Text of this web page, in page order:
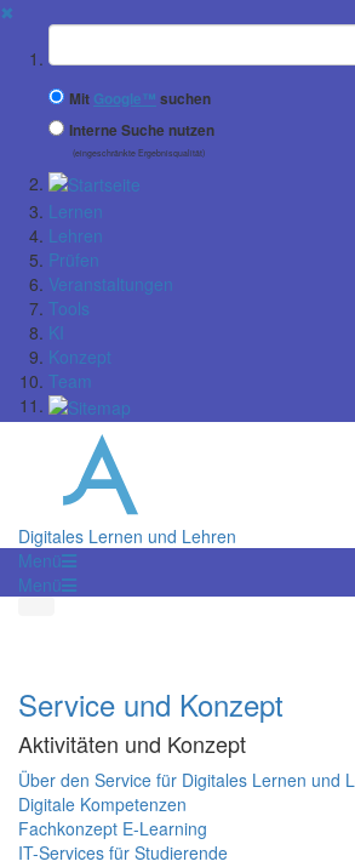
✖
Suchbegriff
Mit Google™ suchen
Interne Suche nutzen
(eingeschränkte Ergebnisqualität)
Lernen
Lehren
Prüfen
Veranstaltungen
Tools
KI
Konzept
Team
Digitales Lernen und Lehren
Menü
Menü
Service und Konzept
Aktivitäten und Konzept
Über den Service für Digitales Lernen und
Digitale Kompetenzen
Fachkonzept E-Learning
IT-Services für Studierende